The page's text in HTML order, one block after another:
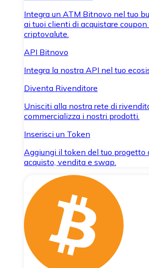
Integra un ATM Bitnovo nel tuo
ai tuoi clienti di acquistare
criptovalute.
API Bitnovo
Integra la nostra API nel tuo
Diventa Rivenditore
Unisciti alla nostra rete di
commercializza i nostri prodotti.
Inserisci un Token
Aggiungi il token del tuo progetto
acquisto, vendita e swap.